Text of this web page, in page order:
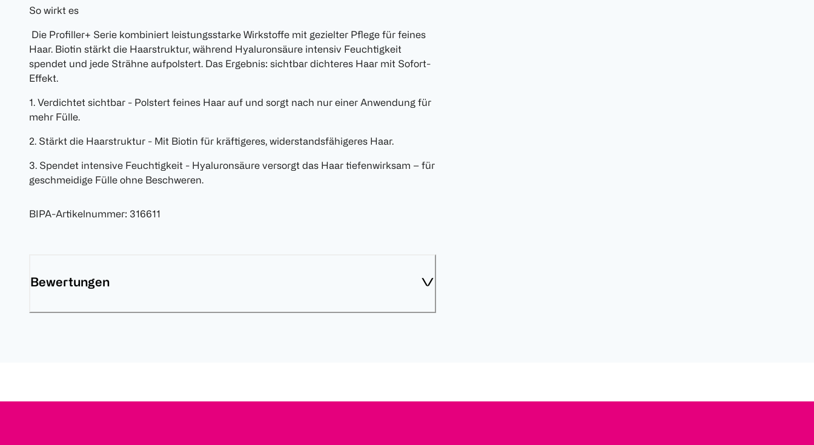
So wirkt es
Die Profiller+ Serie kombiniert leistungsstarke Wirkstoffe mit gezielter Pflege für feines
Haar. Biotin stärkt die Haarstruktur, während Hyaluronsäure intensiv Feuchtigkeit
spendet und jede Strähne aufpolstert. Das Ergebnis: sichtbar dichteres Haar mit Sofort-
Effekt.
1. Verdichtet sichtbar - Polstert feines Haar auf und sorgt nach nur einer Anwendung für
mehr Fülle.
2. Stärkt die Haarstruktur - Mit Biotin für kräftigeres, widerstandsfähigeres Haar.
3. Spendet intensive Feuchtigkeit - Hyaluronsäure versorgt das Haar tiefenwirksam – für
geschmeidige Fülle ohne Beschweren.
BIPA-Artikelnummer: 316611
Bewertungen